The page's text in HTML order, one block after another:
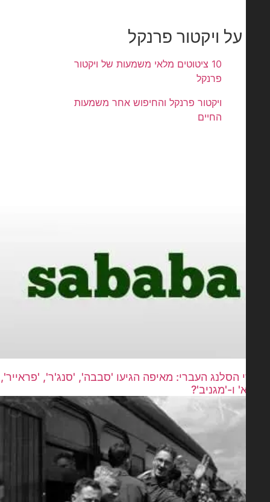
ויקטור פרנקל
10 ציטוטים מלאי משמעות של ויקטור
פרנקל
ויקטור פרנקל והחיפוש אחר משמעות
הסלנג העברי: מאיפה הגיעו 'סבבה', 'סנג'ר', 'פראייר',
ו-'מגניב'?